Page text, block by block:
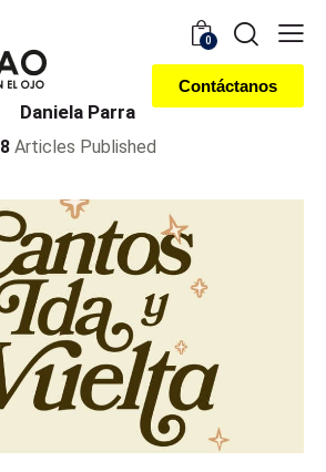
0
Contáctanos
Daniela Parra
8Articles Published